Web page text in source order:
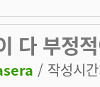
다 부정
/ 작성시